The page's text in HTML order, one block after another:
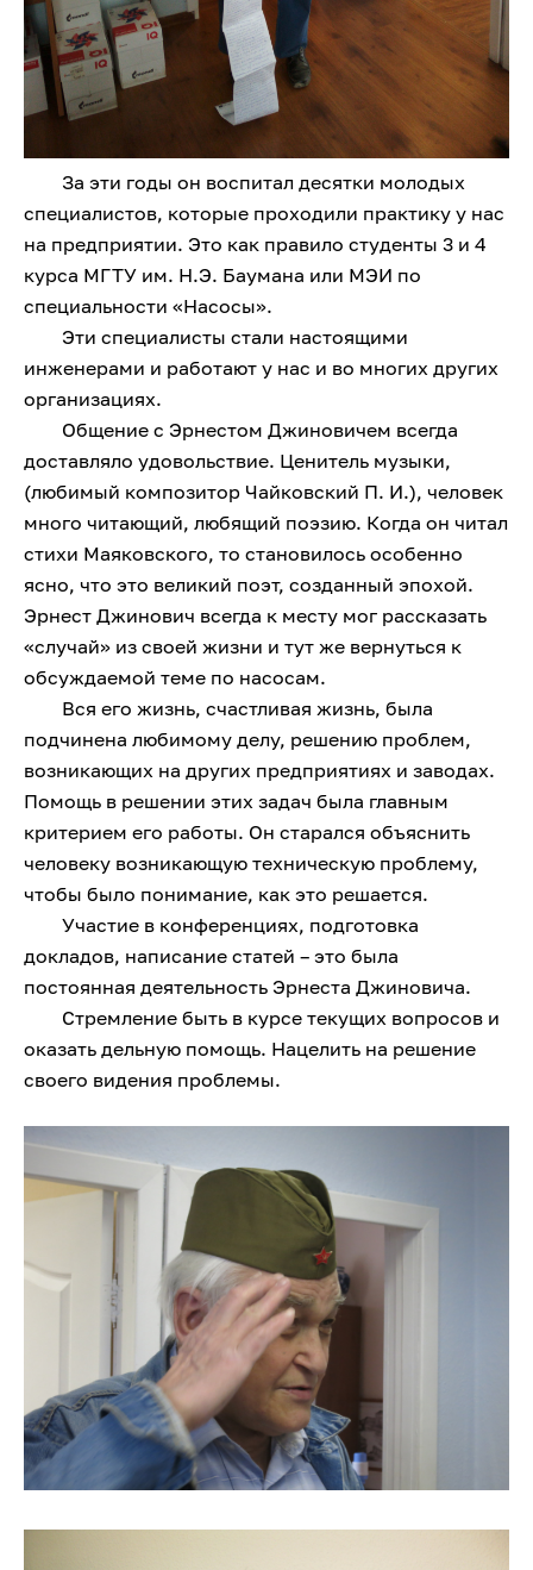
За эти годы он воспитал десятки молодых
специалистов, которые проходили практику у нас
на предприятии. Это как правило студенты 3 и 4
курса МГТУ им. Н.Э. Баумана или МЭИ по
специальности «Насосы».
Эти специалисты стали настоящими
инженерами и работают у нас и во многих других
организациях.
Общение с Эрнестом Джиновичем всегда
доставляло удовольствие. Ценитель музыки,
(любимый композитор Чайковский П. И.), человек
много читающий, любящий поэзию. Когда он читал
стихи Маяковского, то становилось особенно
ясно, что это великий поэт, созданный эпохой.
Эрнест Джинович всегда к месту мог рассказать
«случай» из своей жизни и тут же вернуться к
обсуждаемой теме по насосам.
Вся его жизнь, счастливая жизнь, была
подчинена любимому делу, решению проблем,
возникающих на других предприятиях и заводах.
Помощь в решении этих задач была главным
критерием его работы. Он старался объяснить
человеку возникающую техническую проблему,
чтобы было понимание, как это решается.
Участие в конференциях, подготовка
докладов, написание статей – это была
постоянная деятельность Эрнеста Джиновича.
Стремление быть в курсе текущих вопросов и
оказать дельную помощь. Нацелить на решение
своего видения проблемы.